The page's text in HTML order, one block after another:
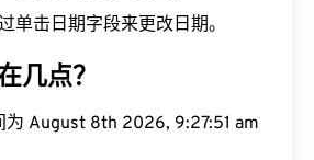
单击日期字段来更改日期。
几点？
为 August 8th 2026, 9:27:52 am